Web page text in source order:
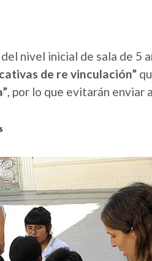
nivel inicial de sala de 5
de re vinculación”
, por lo que evitarán enviar